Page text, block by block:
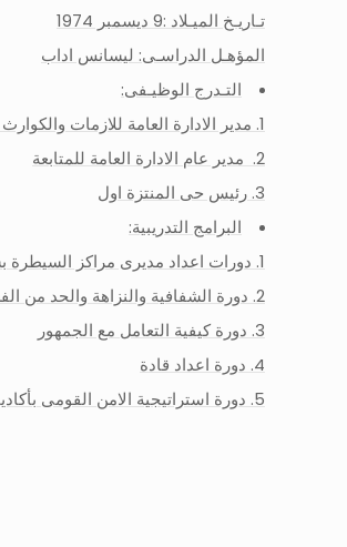
تـاريـخ الميـلاد :9 ديسمبر 1974
المؤهـل الدراسـى: ليسانس اداب
التـدرج الوظيـفى:
مدير الادارة العامة للازمات
مدير عام الادارة العامة للمتابعة
رئيس حى المنتزة اول
البرامج التدريبية:
دورات اعداد مديرى مراكز السيطرة
دورة الشفافية والنزاهة والحد من
دورة كيفية التعامل مع الجمهور
دورة اعداد قادة
دورة استراتيجية الامن القومى